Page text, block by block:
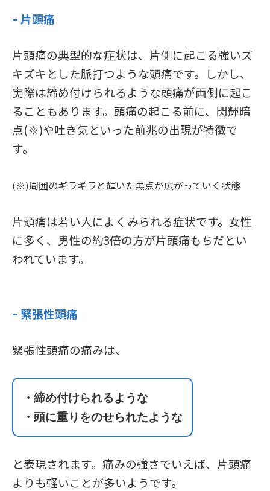
– 片頭痛
片頭痛の典型的な症状は、片側に起こる強いズ
キズキとした脈打つような頭痛です。しかし、
実際は締め付けられるような頭痛が両側に起こ
ることもあります。頭痛の起こる前に、閃輝暗
点(※)や吐き気といった前兆の出現が特徴で
す。
(※)周囲のギラギラと輝いた黒点が広がっていく状態
片頭痛は若い人によくみられる症状です。女性
に多く、男性の約3倍の方が片頭痛もちだとい
われています。
– 緊張性頭痛
緊張性頭痛の痛みは、
・締め付けられるような
・頭に重りをのせられたような
と表現されます。痛みの強さでいえば、片頭痛
よりも軽いことが多いようです。